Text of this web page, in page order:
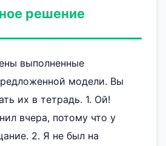
решение
выполненные
модели. Вы
их в тетрадь. 1. Ой!
вчера, потому что у
2. Я не был на